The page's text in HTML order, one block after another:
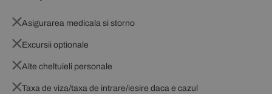
Asigurarea medicala si storno
Excursii optionale
Alte cheltuieli personale
Taxa de viza/taxa de intrare/iesire daca e cazul